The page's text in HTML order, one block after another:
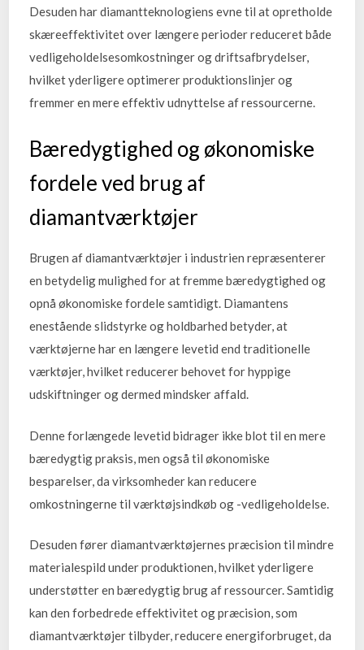
Desuden har diamantteknologiens evne til at opretholde
skæreeffektivitet over længere perioder reduceret både
vedligeholdelsesomkostninger og driftsafbrydelser,
hvilket yderligere optimerer produktionslinjer og
fremmer en mere effektiv udnyttelse af ressourcerne.
Bæredygtighed og økonomiske
fordele ved brug af
diamantværktøjer
Brugen af diamantværktøjer i industrien repræsenterer
en betydelig mulighed for at fremme bæredygtighed og
opnå økonomiske fordele samtidigt. Diamantens
enestående slidstyrke og holdbarhed betyder, at
værktøjerne har en længere levetid end traditionelle
værktøjer, hvilket reducerer behovet for hyppige
udskiftninger og dermed mindsker affald.
Denne forlængede levetid bidrager ikke blot til en mere
bæredygtig praksis, men også til økonomiske
besparelser, da virksomheder kan reducere
omkostningerne til værktøjsindkøb og -vedligeholdelse.
Desuden fører diamantværktøjernes præcision til mindre
materialespild under produktionen, hvilket yderligere
understøtter en bæredygtig brug af ressourcer. Samtidig
kan den forbedrede effektivitet og præcision, som
diamantværktøjer tilbyder, reducere energiforbruget, da